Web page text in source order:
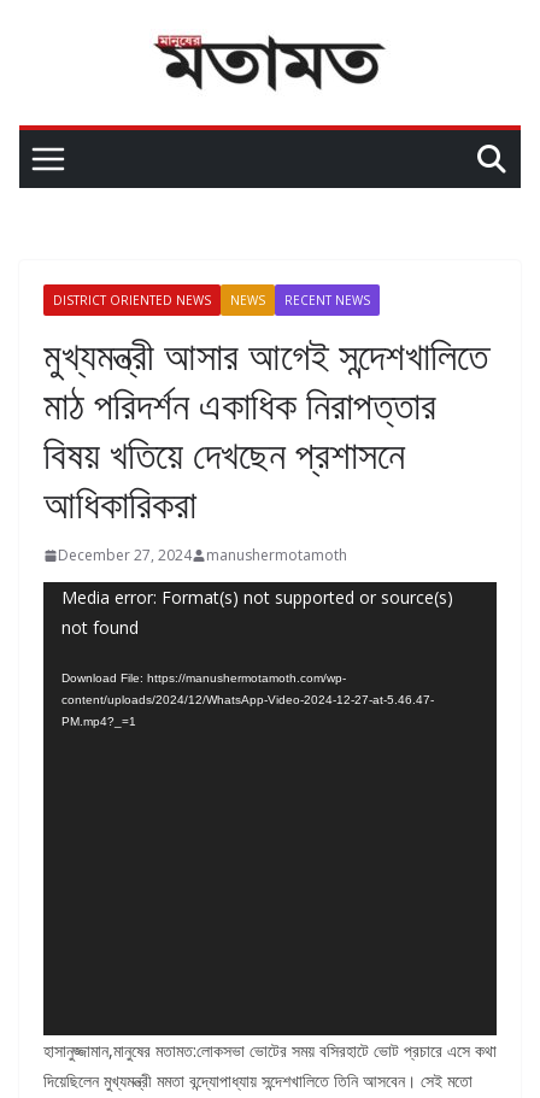
DISTRICT ORIENTED NEWS NEWS RECENT NEWS
মুখ্যমন্ত্রী আসার আগেই সন্দেশখালিতে
মাঠ পরিদর্শন একাধিক নিরাপত্তার
বিষয় খতিয়ে দেখছেন প্রশাসনে
আধিকারিকরা
December 27, 2024 manushermotamoth
Video
Player
Media error: Format(s) not supported or source(s)
not found
Download File: https://manushermotamoth.com/wp-
content/uploads/2024/12/WhatsApp-Video-2024-12-27-at-5.46.47-
PM.mp4?_=1
হাসানুজ্জামান,মানুষের মতামত:লোকসভা ভোটের সময় বসিরহাটে ভোট প্রচারে এসে কথা
দিয়েছিলেন মুখ্যমন্ত্রী মমতা বন্দ্যোপাধ্যায় সন্দেশখালিতে তিনি আসবেন। সেই মতো